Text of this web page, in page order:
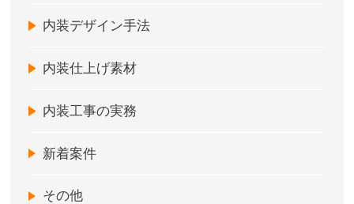
内装デザイン手法
内装仕上げ素材
内装工事の実務
新着案件
その他